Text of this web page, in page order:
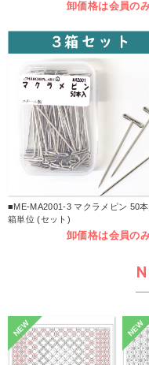
卸価格は会員の
■ME-MA2001-3 マクラメピン 50
箱単位 (セット)
卸価格は会員の
NEW NEW